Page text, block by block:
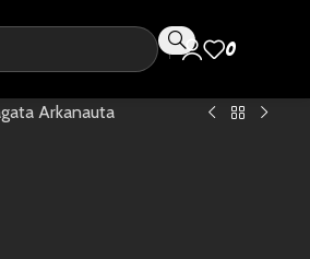
0
Arkanauta